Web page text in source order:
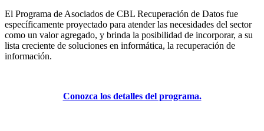
El Programa de Asociados de CBL Recuperación de Datos fue
específicamente proyectado para atender las necesidades del sector
como un valor agregado, y brinda la posibilidad de incorporar, a su
lista creciente de soluciones en informática, la recuperación de
información.
Conozca los detalles del programa.